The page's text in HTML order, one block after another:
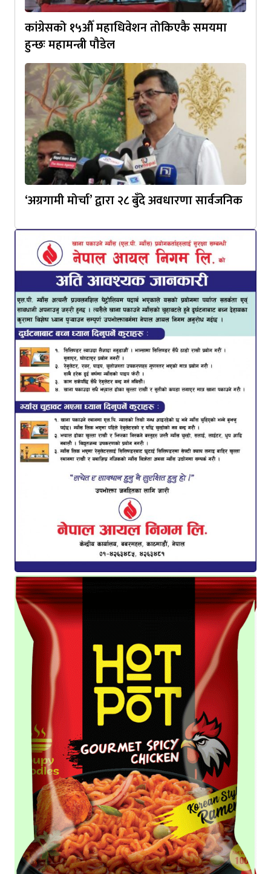
कांग्रेसको १५औँ महाधिवेशन तोकिएकै समयमा
हुन्छः महामन्त्री पौडेल
‘अग्रगामी मोर्चा’ द्वारा २८ बुँदे अवधारणा सार्वजनिक